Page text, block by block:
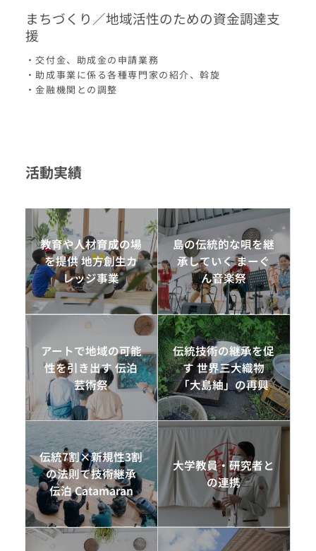
まちづくり／地域活性のための資金調達支
援
・交付金、助成金の申請業務
・助成事業に係る各種専門家の紹介、斡旋
・金融機関との調整
活動実績
教育や人材育成の場
を提供 地方創生カ
レッジ事業
島の伝統的な唄を継
承していく まーぐ
ん音楽祭
アートで地域の可能
性を引き出す 伝泊
芸術祭
伝統技術の継承を促
す 世界三大織物
「大島紬」の再興
伝統7割×新規性3割
の法則で技術継承
伝泊 Catamaran
大学教員・研究者と
の連携